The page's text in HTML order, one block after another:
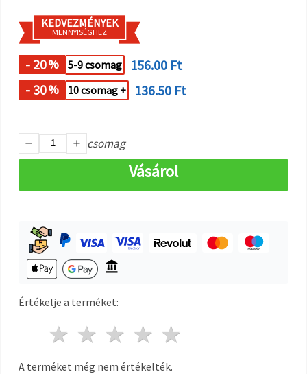
Beállításokban
megadhatja
preferenciáit
az adott
típusú sütik
kiválasztásával
"Mentés"
Fogadja
mindet
KEDVEZMÉNYEK
MENNYISÉGHEZ
- 20% 5-9 csomag
156.00 Ft
- 30% 10 csomag + 136.50 Ft
csomag
Vásárol
Értékelje a terméket:
4 csillagok
3 csillagok
2 csillagok
1 csillag
A terméket még nem értékelték.